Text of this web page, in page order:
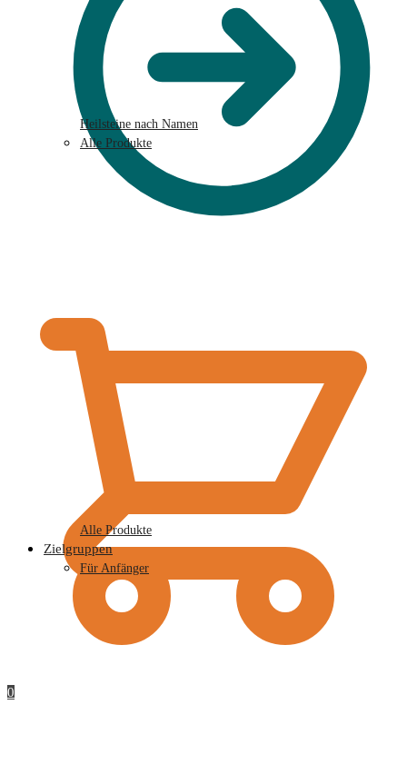
0
Heilsteine nach Namen
Alle Produkte
Alle Produkte
Zielgruppen
Für Anfänger